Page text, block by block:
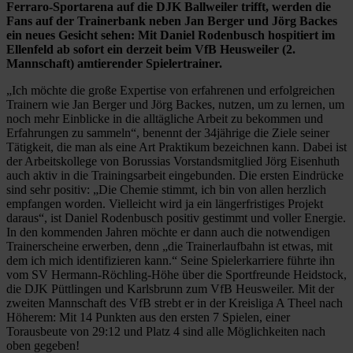
Ferraro-Sportarena auf die DJK Ballweiler trifft, werden die
Fans auf der Trainerbank neben Jan Berger und Jörg Backes
ein neues Gesicht sehen: Mit Daniel Rodenbusch hospitiert im
Ellenfeld ab sofort ein derzeit beim VfB Heusweiler (2.
Mannschaft) amtierender Spielertrainer.
„Ich möchte die große Expertise von erfahrenen und erfolgreichen
Trainern wie Jan Berger und Jörg Backes, nutzen, um zu lernen, um
noch mehr Einblicke in die alltägliche Arbeit zu bekommen und
Erfahrungen zu sammeln“, benennt der 34jährige die Ziele seiner
Tätigkeit, die man als eine Art Praktikum bezeichnen kann. Dabei ist
der Arbeitskollege von Borussias Vorstandsmitglied Jörg Eisenhuth
auch aktiv in die Trainingsarbeit eingebunden. Die ersten Eindrücke
sind sehr positiv: „Die Chemie stimmt, ich bin von allen herzlich
empfangen worden. Vielleicht wird ja ein längerfristiges Projekt
daraus“, ist Daniel Rodenbusch positiv gestimmt und voller Energie.
In den kommenden Jahren möchte er dann auch die notwendigen
Trainerscheine erwerben, denn „die Trainerlaufbahn ist etwas, mit
dem ich mich identifizieren kann.“ Seine Spielerkarriere führte ihn
vom SV Hermann-Röchling-Höhe über die Sportfreunde Heidstock,
die DJK Püttlingen und Karlsbrunn zum VfB Heusweiler. Mit der
zweiten Mannschaft des VfB strebt er in der Kreisliga A Theel nach
Höherem: Mit 14 Punkten aus den ersten 7 Spielen, einer
Torausbeute von 29:12 und Platz 4 sind alle Möglichkeiten nach
oben gegeben!